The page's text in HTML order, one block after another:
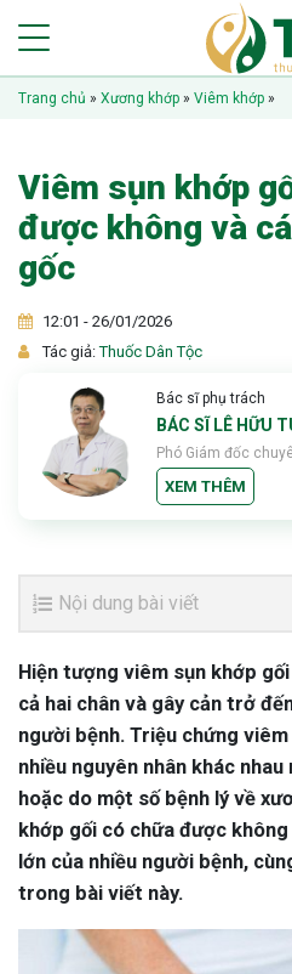
Trang chủ » Xương khớp » Viêm khớp »
Viêm sụn khớp
được không và
gốc
12:01 - 26/01/2026
Tác giả:Thuốc Dân Tộc
Bác sĩ phụ trách
BÁC SĨ LÊ HỮU
Phó Giám đốc
XEM THÊM
Nội dung bài viết
Hiện tượng viêm sụn khớp
cả hai chân và gây cản trở
người bệnh. Triệu chứng
nhiều nguyên nhân khác
hoặc do một số bệnh lý về
khớp gối có chữa được
lớn của nhiều người bệnh,
trong bài viết này.